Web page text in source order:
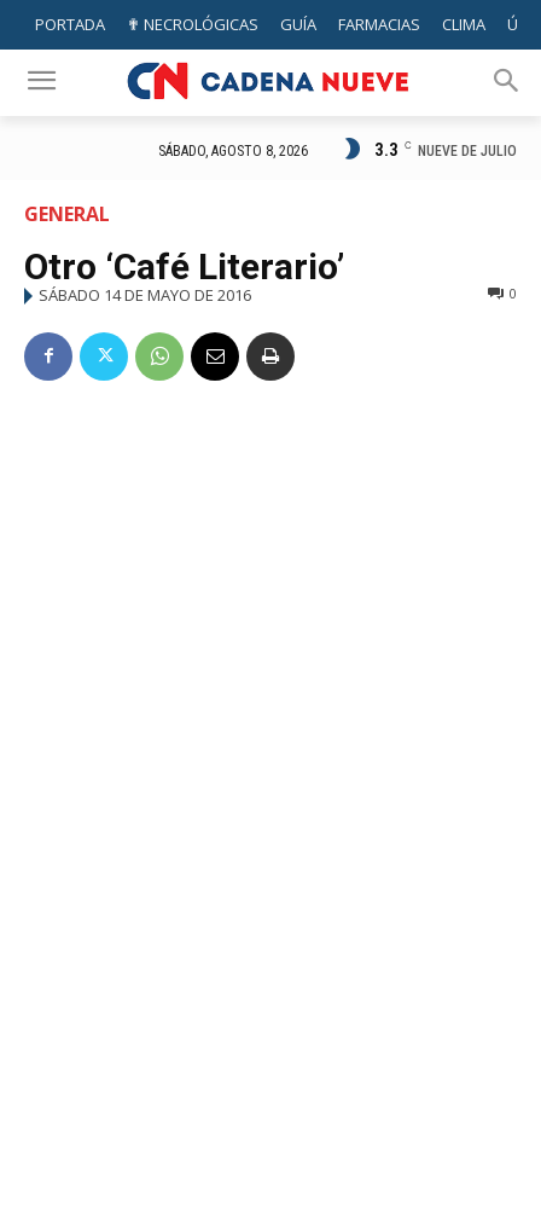
PORTADA ✟ NECROLÓGICAS GUÍA FARMACIAS CLIMA
SÁBADO, AGOSTO 8, 2026 3.3 C NUEVE DE JULIO
GENERAL
Otro ‘Café Literario’
SÁBADO 14 DE MAYO DE 2016 0